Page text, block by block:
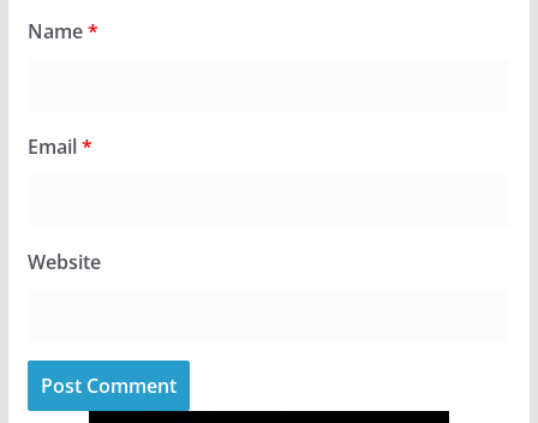
Name*
Email*
Website